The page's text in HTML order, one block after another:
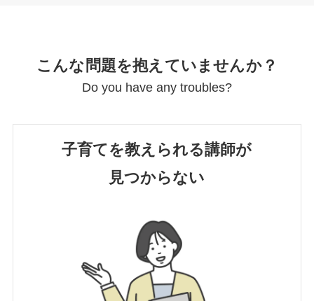
こんな問題を抱えていませんか？
Do you have any troubles?
子育てを教えられる講師が
見つからない